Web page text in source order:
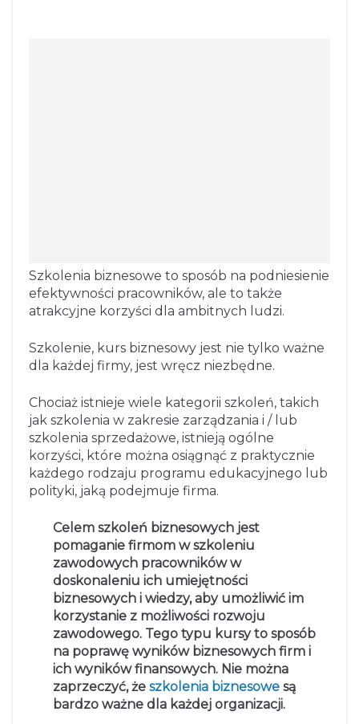
Szkolenia biznesowe to sposób na podniesienie
efektywności pracowników, ale to także
atrakcyjne korzyści dla ambitnych ludzi.
Szkolenie, kurs biznesowy jest nie tylko ważne
dla każdej firmy, jest wręcz niezbędne.
Chociaż istnieje wiele kategorii szkoleń, takich
jak szkolenia w zakresie zarządzania i / lub
szkolenia sprzedażowe, istnieją ogólne
korzyści, które można osiągnąć z praktycznie
każdego rodzaju programu edukacyjnego lub
polityki, jaką podejmuje firma.
Celem szkoleń biznesowych jest
pomaganie firmom w szkoleniu
zawodowych pracowników w
doskonaleniu ich umiejętności
biznesowych i wiedzy, aby umożliwić im
korzystanie z możliwości rozwoju
zawodowego. Tego typu kursyto sposób
na poprawę wyników biznesowych firm i
ich wyników finansowych. Nie można
zaprzeczyć, że szkolenia biznesowe są
bardzo ważne dla każdej organizacji.